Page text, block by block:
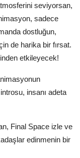
seviyorsan,
sadece
dostluğun,
de harika bir fırsat.
etkileyecek!
insanı adeta
Final Space izle ve
edinmenin bir